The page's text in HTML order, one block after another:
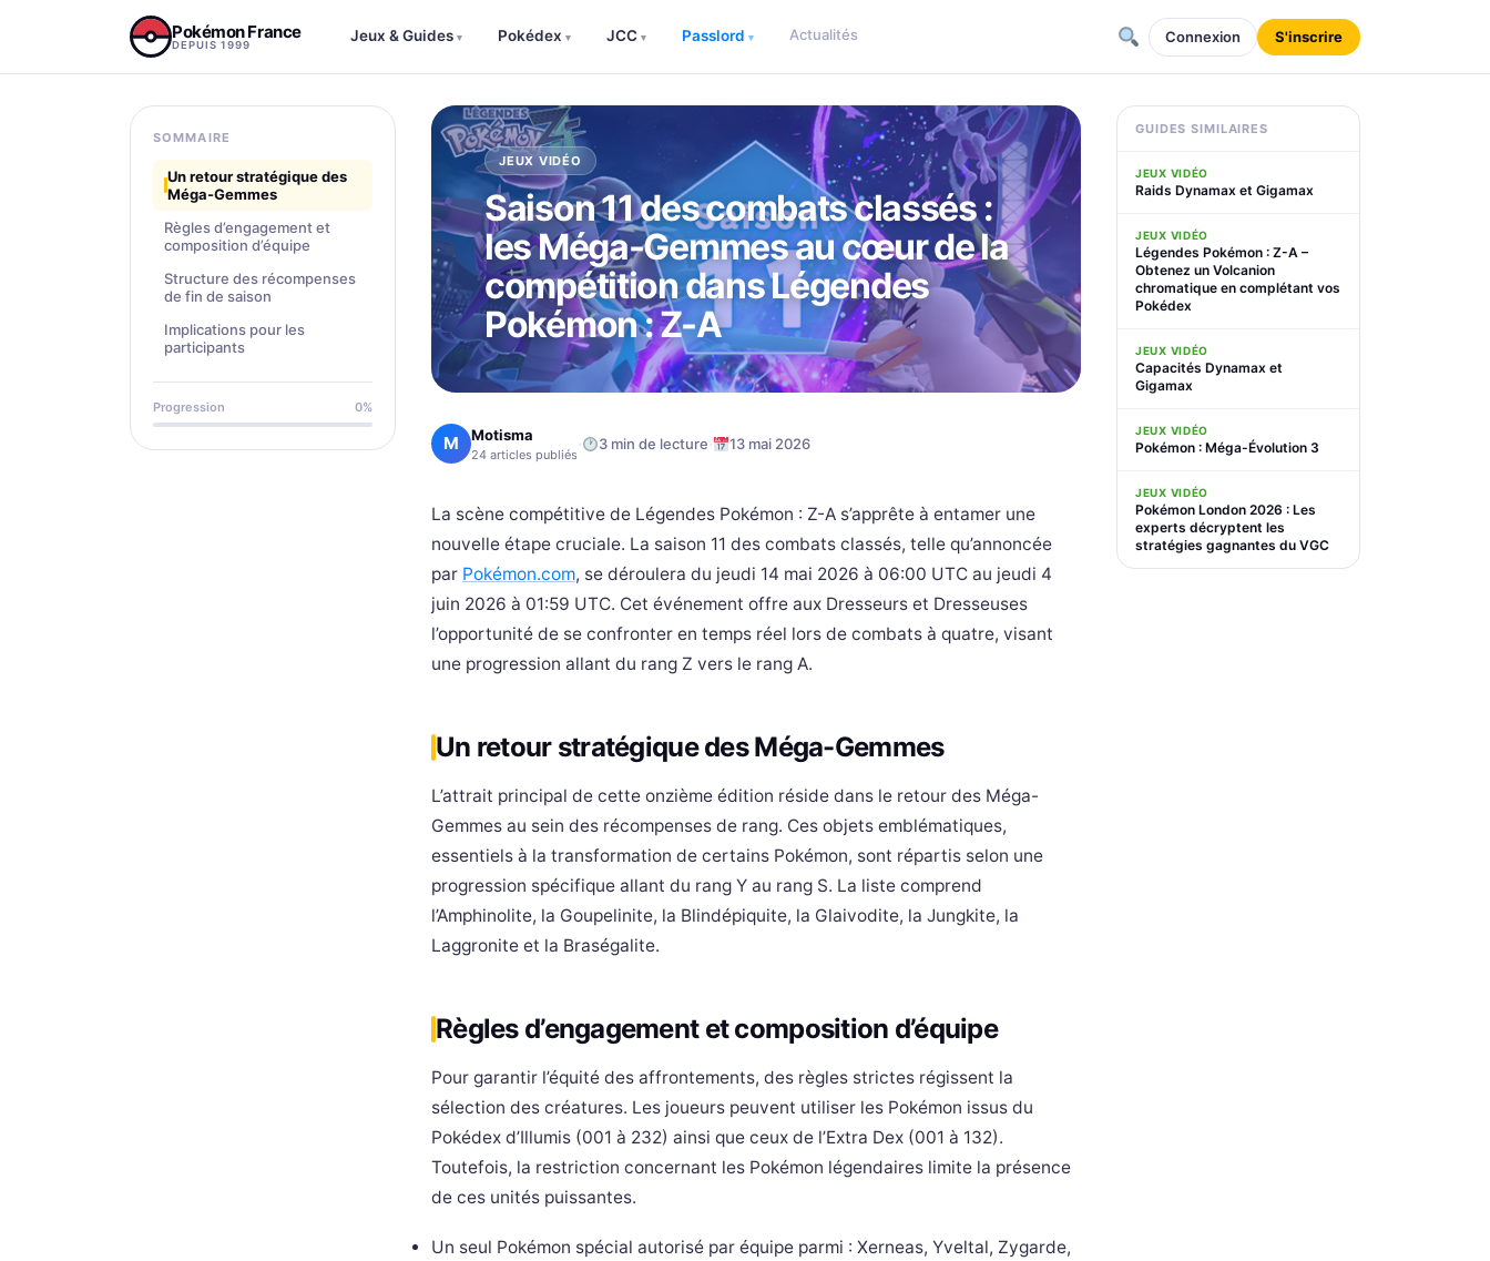
Pokémon France
DEPUIS 1999
Jeux & Guides ▾ Pokédex ▾ JCC ▾ Passlord ▾ Actualités Connexion S'inscrire
SOMMAIRE
Un retour stratégique des
Méga-Gemmes
Règles d’engagement et
composition d’équipe
Structure des récompenses
de fin de saison
Implications pour les
participants
Progression 0%
JEUX VIDÉO
Saison 11 des combats classés :
les Méga-Gemmes au cœur de la
compétition dans Légendes
Pokémon : Z-A
M Motisma
24 articles publiés · 3 min de lecture· 13 mai 2026
La scène compétitive de Légendes Pokémon : Z-A s’apprête à entamer une
nouvelle étape cruciale. La saison 11 des combats classés, telle qu’annoncée
par Pokémon.com, se déroulera du jeudi 14 mai 2026 à 06:00 UTC au jeudi 4
juin 2026 à 01:59 UTC. Cet événement offre aux Dresseurs et Dresseuses
l’opportunité de se confronter en temps réel lors de combats à quatre, visant
une progression allant du rang Z vers le rang A.
Un retour stratégique des Méga-Gemmes
L’attrait principal de cette onzième édition réside dans le retour des Méga-
Gemmes au sein des récompenses de rang. Ces objets emblématiques,
essentiels à la transformation de certains Pokémon, sont répartis selon une
progression spécifique allant du rang Y au rang S. La liste comprend
l’Amphinolite, la Goupelinite, la Blindépiquite, la Glaivodite, la Jungkite, la
Laggronite et la Braségalite.
Règles d’engagement et composition d’équipe
Pour garantir l’équité des affrontements, des règles strictes régissent la
sélection des créatures. Les joueurs peuvent utiliser les Pokémon issus du
Pokédex d’Illumis (001 à 232) ainsi que ceux de l’Extra Dex (001 à 132).
Toutefois, la restriction concernant les Pokémon légendaires limite la présence
de ces unités puissantes.
Un seul Pokémon spécial autorisé par équipe parmi : Xerneas, Yveltal, Zygarde,
GUIDES SIMILAIRES
JEUX VIDÉO
Raids Dynamax et Gigamax
JEUX VIDÉO
Légendes Pokémon : Z-A –
Obtenez un Volcanion
chromatique en complétant vos
Pokédex
JEUX VIDÉO
Capacités Dynamax et
Gigamax
JEUX VIDÉO
Pokémon : Méga-Évolution 3
JEUX VIDÉO
Pokémon London 2026 : Les
experts décryptent les
stratégies gagnantes du VGC